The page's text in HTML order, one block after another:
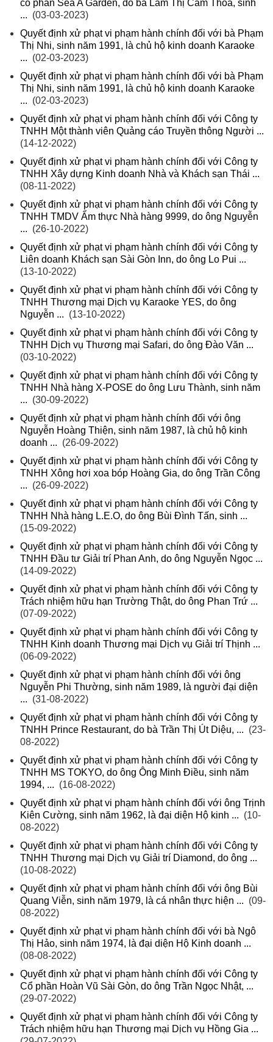
cổ phần Sea A Garden, do bà Lâm Thị Cẩm Thoa, sinh
... (03-03-2023)
Quyết định xử phạt vi phạm hành chính đối với bà Phạm
Thị Nhi, sinh năm 1991, là chủ hộ kinh doanh Karaoke
... (02-03-2023)
Quyết định xử phạt vi phạm hành chính đối với bà Phạm
Thị Nhi, sinh năm 1991, là chủ hộ kinh doanh Karaoke
... (02-03-2023)
Quyết định xử phạt vi phạm hành chính đối với Công ty
TNHH Một thành viên Quảng cáo Truyền thông Người ...
(14-12-2022)
Quyết định xử phạt vi phạm hành chính đối với Công ty
TNHH Xây dựng Kinh doanh Nhà và Khách sạn Thái ...
(08-11-2022)
Quyết định xử phạt vi phạm hành chính đối với Công ty
TNHH TMDV Ẩm thực Nhà hàng 9999, do ông Nguyễn
... (26-10-2022)
Quyết định xử phạt vi phạm hành chính đối với Công ty
Liên doanh Khách sạn Sài Gòn Inn, do ông Lo Pui ...
(13-10-2022)
Quyết định xử phạt vi phạm hành chính đối với Công ty
TNHH Thương mại Dịch vụ Karaoke YES, do ông
Nguyễn ... (13-10-2022)
Quyết định xử phạt vi phạm hành chính đối với Công ty
TNHH Dịch vụ Thương mại Safari, do ông Đào Văn ...
(03-10-2022)
Quyết định xử phạt vi phạm hành chính đối với Công ty
TNHH Nhà hàng X-POSE do ông Lưu Thành, sinh năm
... (30-09-2022)
Quyết định xử phạt vi phạm hành chính đối với ông
Nguyễn Hoàng Thiện, sinh năm 1987, là chủ hộ kinh
doanh ... (26-09-2022)
Quyết định xử phạt vi phạm hành chính đối với Công ty
TNHH Xông hơi xoa bóp Hoàng Gia, do ông Trần Công
... (26-09-2022)
Quyết định xử phạt vi phạm hành chính đối với Công ty
TNHH Nhà hàng L.E.O, do ông Bùi Đình Tấn, sinh ...
(15-09-2022)
Quyết định xử phạt vi phạm hành chính đối với Công ty
TNHH Đầu tư Giải trí Phan Anh, do ông Nguyễn Ngọc ...
(14-09-2022)
Quyết định xử phạt vi phạm hành chính đối với Công ty
Trách nhiệm hữu hạn Trường Thật, do ông Phan Trứ ...
(07-09-2022)
Quyết định xử phạt vi phạm hành chính đối với Công ty
TNHH Kinh doanh Thương mại Dịch vụ Giải trí Thịnh ...
(06-09-2022)
Quyết định xử phạt vi phạm hành chính đối với ông
Nguyễn Phi Thường, sinh năm 1989, là người đại diện
... (31-08-2022)
Quyết định xử phạt vi phạm hành chính đối với Công ty
TNHH Prince Restaurant, do bà Trần Thị Út Diệu, ... (23-
08-2022)
Quyết định xử phạt vi phạm hành chính đối với Công ty
TNHH MS TOKYO, do ông Ông Minh Điều, sinh năm
1994, ... (16-08-2022)
Quyết định xử phạt vi phạm hành chính đối với ông Trịnh
Kiên Cường, sinh năm 1962, là đại diện Hộ kinh ... (10-
08-2022)
Quyết định xử phạt vi phạm hành chính đối với Công ty
TNHH Thương mại Dịch vụ Giải trí Diamond, do ông ...
(10-08-2022)
Quyết định xử phạt vi phạm hành chính đối với ông Bùi
Quang Viễn, sinh năm 1979, là cá nhân thực hiện ... (09-
08-2022)
Quyết định xử phạt vi phạm hành chính đối với bà Ngô
Thị Hảo, sinh năm 1974, là đại diện Hộ Kinh doanh ...
(08-08-2022)
Quyết định xử phạt vi phạm hành chính đối với Công ty
Cổ phần Hoàn Vũ Sài Gòn, do ông Trần Ngọc Nhật, ...
(29-07-2022)
Quyết định xử phạt vi phạm hành chính đối với Công ty
Trách nhiệm hữu hạn Thương mại Dịch vụ Hồng Gia ...